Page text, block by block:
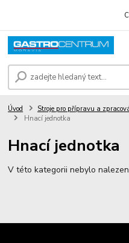
Úvod Stroje pro přípravu a
Hnací jednotka
Hnací jednotka
V této kategorii nebylo